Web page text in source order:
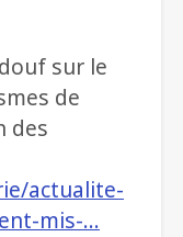
sur le
de
des
actualite-
mis-…